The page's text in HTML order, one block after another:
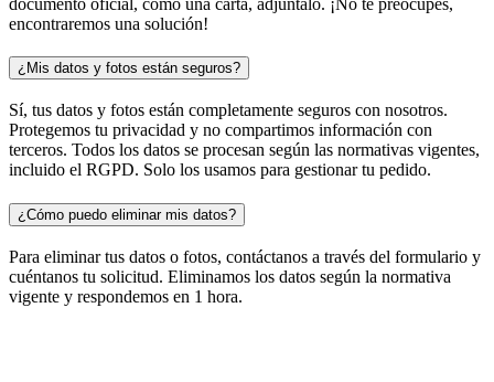
encontraremos una solución!
¿Mis datos y fotos están seguros?
Sí, tus datos y fotos están completamente seguros con nosotros.
Protegemos tu privacidad y no compartimos información con
terceros. Todos los datos se procesan según las normativas vigentes,
incluido el RGPD. Solo los usamos para gestionar tu pedido.
¿Cómo puedo eliminar mis datos?
Para eliminar tus datos o fotos, contáctanos a través del formulario y
cuéntanos tu solicitud. Eliminamos los datos según la normativa
vigente y respondemos en 1 hora.